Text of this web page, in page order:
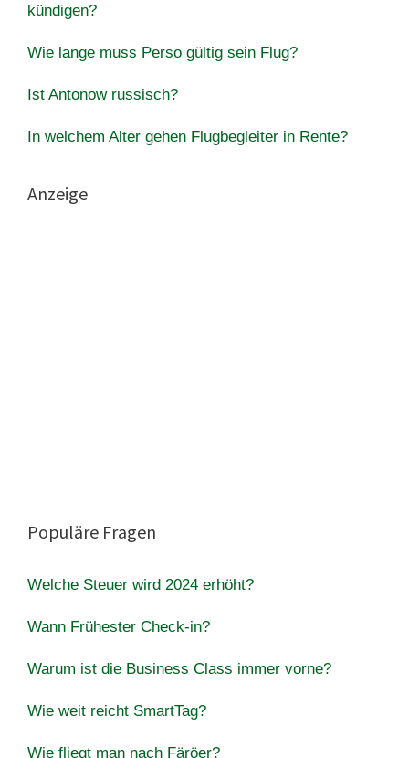
kündigen?
Wie lange muss Perso gültig sein Flug?
Ist Antonow russisch?
In welchem Alter gehen Flugbegleiter in Rente?
Anzeige
Populäre Fragen
Welche Steuer wird 2024 erhöht?
Wann Frühester Check-in?
Warum ist die Business Class immer vorne?
Wie weit reicht SmartTag?
Wie fliegt man nach Färöer?